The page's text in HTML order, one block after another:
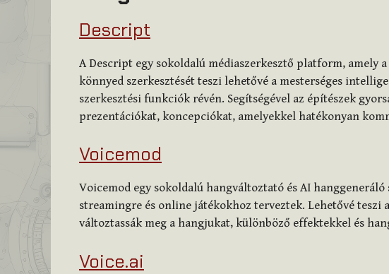
Descript
A Descript egy sokoldalú médiaszerkesztő platform, amely
könnyed szerkesztését teszi lehetővé a mesterséges
szerkesztési funkciók révén. Segítségével az építészek
prezentációkat, koncepciókat, amelyekkel hatékonyan
Voicemod
Voicemod egy sokoldalú hangváltoztató és AI
streamingre és online játékokhoz terveztek. Lehetővé teszi
változtassák meg a hangjukat, különböző effektekkel és
Voice.ai